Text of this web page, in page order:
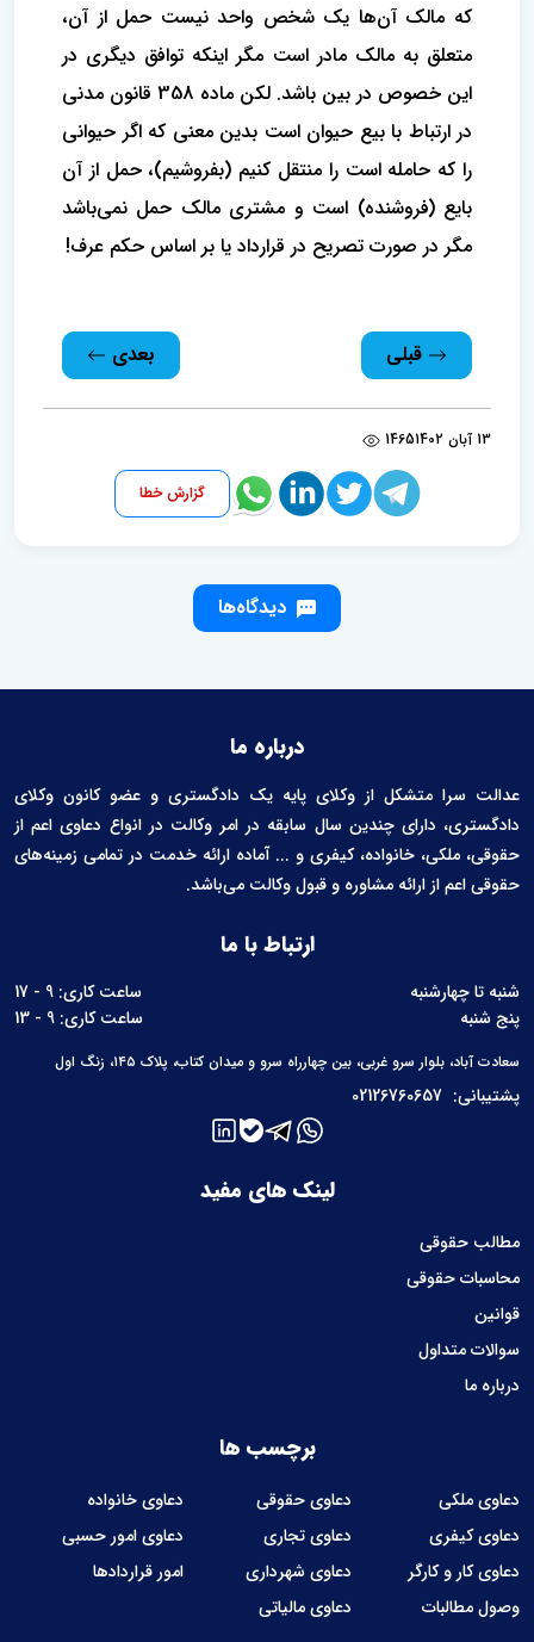
که مالک آن‌ها یک شخص واحد نیست حمل از آن،
متعلق به مالک مادر است مگر اینکه توافق دیگری در
این خصوص در بین باشد. لکن ماده 358 قانون مدنی
در ارتباط با بیع حیوان است بدین معنی که اگر حیوانی
را که حامله است را منتقل کنیم (بفروشیم)، حمل از آن
بایع (فروشنده) است و مشتری مالک حمل نمی‌باشد
مگر در صورت تصریح در قرارداد یا بر اساس حکم عرف!
قبلی بعدی
13 آبان 1402 1465
گزارش خطا
دیدگاه‌ها
درباره ما
عدالت سرا متشکل از وکلای پایه یک دادگستری و عضو کانون وکلای
دادگستری، دارای چندین سال سابقه در امر وکالت در انواع دعاوی اعم از
حقوقی، ملکی، خانواده، کیفری و ... آماده ارائه خدمت در تمامی زمینه‌های
حقوقی اعم از ارائه مشاوره و قبول وکالت می‌باشد.
لینک های مفید
مطالب حقوقی
محاسبات حقوقی
قوانین
سوالات متداول
درباره ما
برچسب ها
دعاوی ملکی دعاوی حقوقی
دعاوی خانواده
دعاوی کیفری
دعاوی تجاری
دعاوی امور حسبی
دعاوی کار و کارگر
دعاوی شهرداری
امور قراردادها
وصول مطالبات
دعاوی مالیاتی
ارتباط با ما
شنبه تا چهارشنبه
ساعت کاری: 9 - 17
پنج شنبه
ساعت کاری: 9 - 13
سعادت آباد، بلوار سرو غربی، بین چهارراه سرو و میدان کتاب، پلاک ۱۴۵، زنگ اول
پشتیبانی: 02126760657